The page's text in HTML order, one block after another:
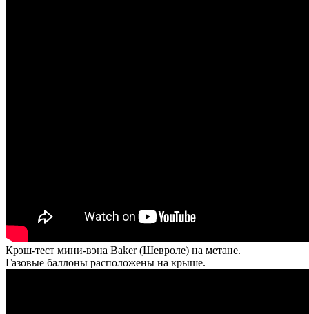
Крэш-тест мини-вэна Baker (Шевроле) на метане.
Газовые баллоны расположены на крыше.